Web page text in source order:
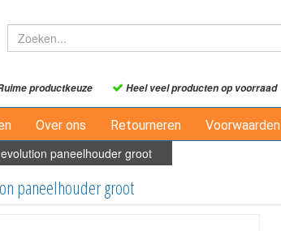
productkeuze Heel veel producten op voorraad
Over ons Retourneren Voorwaarden
paneelhouder groot
paneelhouder groot